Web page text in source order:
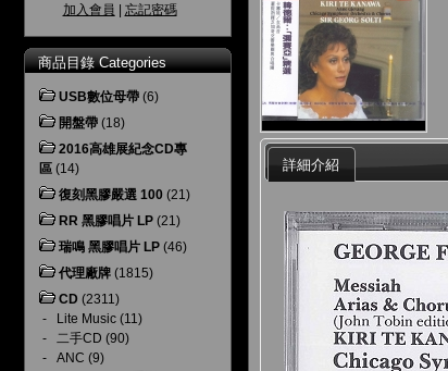
加入會員 忘記密碼
商品目錄 Categories
USB數位母帶 (6)
開盤帶 (18)
2016高雄展紀念CD專
區 (14)
復刻黑膠嚴選 100 (21)
RR 黑膠唱片 LP (21)
瑞鳴 黑膠唱片 LP (46)
代理廠牌 (1815)
CD (2311)
-
Lite Music (11)
- 二手CD (90)
- ANC (9)
詳細介紹